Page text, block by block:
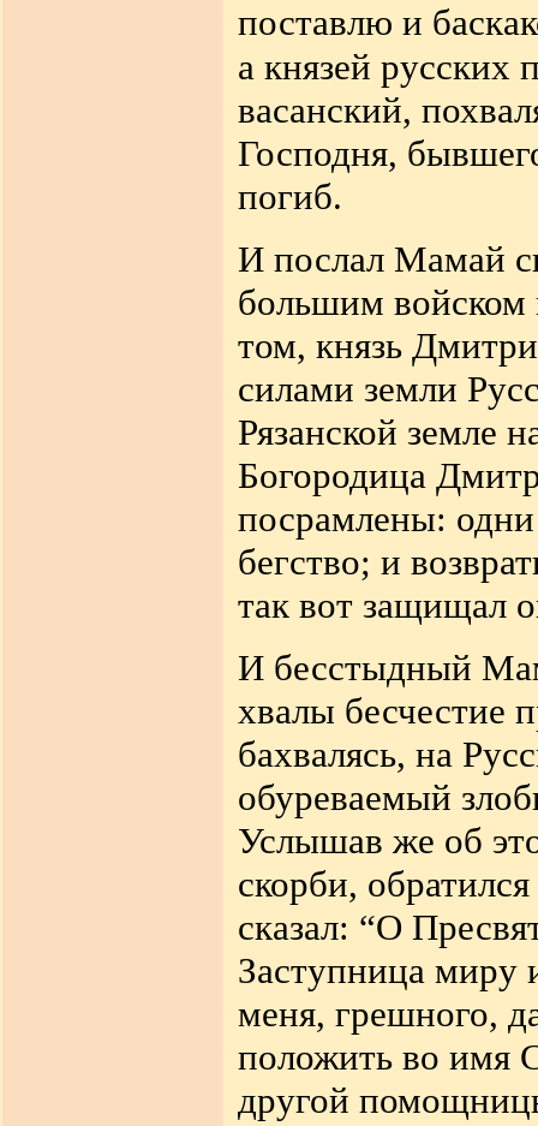
поставлю и
а князей русских
васанский,
Господня,
погиб.
И послал Мамай
большим
том, князь
силами земли
Рязанской земле
Богородица
посрамлены:
бегство; и
так вот защищал
И бесстыдный
хвалы бесчестие
бахвалясь, на
обуреваемый
Услышав же об
скорби,
сказал: “О
Заступница
меня, грешного,
положить во имя
другой